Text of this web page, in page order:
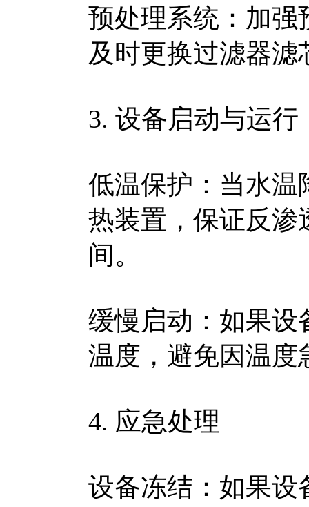
预处理系统：加强
及时更换过滤器
3. 设备启动与运行
低温保护：当水温
热装置，保证反渗
间。
缓慢启动：如果设
温度，避免因温度
4. 应急处理
设备冻结：如果设